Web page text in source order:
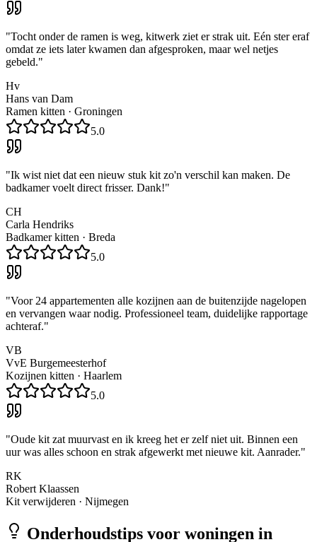
"Tocht onder de ramen is weg, kitwerk ziet er strak uit. Eén ster eraf
omdat ze iets later kwamen dan afgesproken, maar wel netjes
gebeld."
Hv
Hans van Dam
Ramen kitten · Groningen
5.0
"Ik wist niet dat een nieuw stuk kit zo'n verschil kan maken. De
badkamer voelt direct frisser. Dank!"
CH
Carla Hendriks
Badkamer kitten · Breda
5.0
"Voor 24 appartementen alle kozijnen aan de buitenzijde nagelopen
en vervangen waar nodig. Professioneel team, duidelijke rapportage
achteraf."
VB
VvE Burgemeesterhof
Kozijnen kitten · Haarlem
5.0
"Oude kit zat muurvast en ik kreeg het er zelf niet uit. Binnen een
uur was alles schoon en strak afgewerkt met nieuwe kit. Aanrader."
RK
Robert Klaassen
Kit verwijderen · Nijmegen
Onderhoudstips voor woningen in